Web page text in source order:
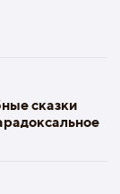
сказки